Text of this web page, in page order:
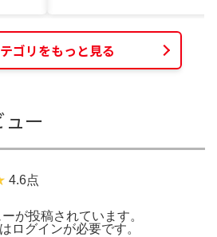
ゴリをもっと見る
ー
4.6点
が投稿されています。
ログインが必要です。